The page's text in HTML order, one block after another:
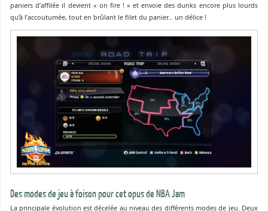
paniers d’affilée il devient « on fire ! » et envoie des dunks encore plus lourds
qu’à l’accoutumée, tout en brûlant le filet du panier… un délice !
Des modes de jeu à foison pour cet opus de NBA Jam
La principale évolution est décelée au niveau des différents modes de jeu. Deux